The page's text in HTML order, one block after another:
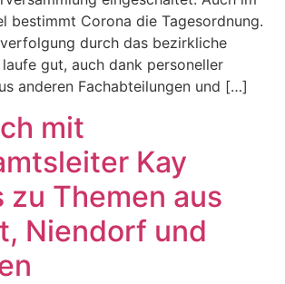
bestimmt Corona die Tagesordnung.
durch das bezirkliche
gut, auch dank personeller
anderen Fachabteilungen und […]
mit
Kay
zu Themen aus
Niendorf und